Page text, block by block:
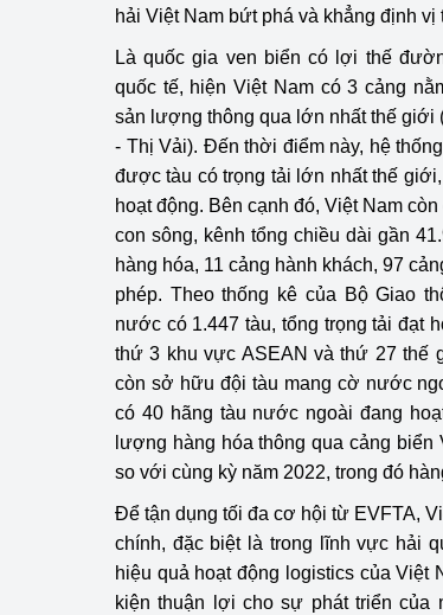
hải Việt Nam bứt phá và khẳng định
Là quốc gia ven biển có lợi thế
quốc tế, hiện Việt Nam có 3 cảng
sản lượng thông qua lớn nhất thế giới
- Thị Vải). Đến thời điểm này, hệ
được tàu có trọng tải lớn nhất thế
hoạt động. Bên cạnh đó, Việt Nam
con sông, kênh tổng chiều dài gần
hàng hóa, 11 cảng hành khách, 97
phép. Theo thống kê của Bộ Giao
nước có 1.447 tàu, tổng trọng tải đạt
thứ 3 khu vực ASEAN và thứ 27 thế
còn sở hữu đội tàu mang cờ nước
có 40 hãng tàu nước ngoài đang
lượng hàng hóa thông qua cảng biển
so với cùng kỳ năm 2022, trong đó
Để tận dụng tối đa cơ hội từ EVFTA,
chính, đặc biệt là trong lĩnh vực hải
hiệu quả hoạt động logistics của Việt
kiện thuận lợi cho sự phát triển của